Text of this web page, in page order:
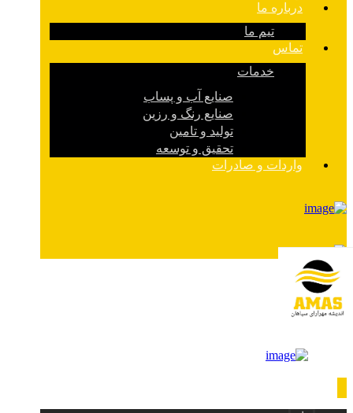
درباره ما
تیم ما
تماس
خدمات
صنایع آب و پساب
صنایع رنگ و رزین
تولید و تامین
تحقیق و توسعه
واردات و صادرات